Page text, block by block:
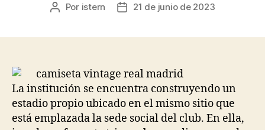
Autor
Por istern
Fecha21 de junio de 2023
La institución se encuentra construyendo un
estadio propio ubicado en el mismo sitio que
está emplazada la sede social del club. En ella,